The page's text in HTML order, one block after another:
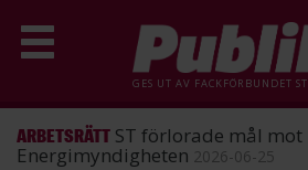
GES UT AV FACKFÖRBUNDET ST
ARBETSRÄTT ST förlorade mål mot
Energimyndigheten 2026-06-25